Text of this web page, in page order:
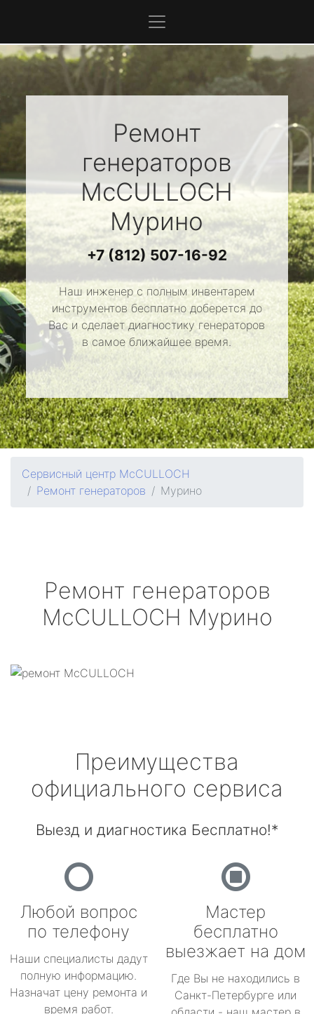
Ремонт
генераторов
McCULLOCH
Мурино
+7 (812) 507-16-92
Наш инженер с полным инвентарем
инструментов бесплатно доберется до
Вас и сделает диагностику генераторов
в самое ближайшее время.
Сервисный центр McCULLOCH
Ремонт генераторов
Мурино
Ремонт генераторов
McCULLOCH Мурино
Преимущества
официального сервиса
Выезд и диагностика Бесплатно!*
Любой вопрос
по телефону
Наши специалисты дадут
полную информацию.
Назначат цену ремонта и
время работ.
Мастер
бесплатно
выезжает на дом
Где Вы не находились в
Санкт-Петербурге или